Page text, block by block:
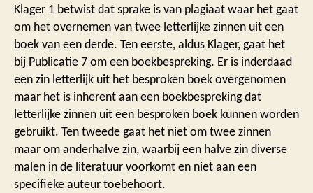
Klager 1 betwist dat sprake is van plagiaat waar het gaat
om het overnemen van twee letterlijke zinnen uit een
boek van een derde. Ten eerste, aldus Klager, gaat het
bij Publicatie 7 om een boekbespreking. Er is inderdaad
een zin letterlijk uit het besproken boek overgenomen
maar het is inherent aan een boekbespreking dat
letterlijke zinnen uit een besproken boek kunnen worden
gebruikt. Ten tweede gaat het niet om twee zinnen
maar om anderhalve zin, waarbij een halve zin diverse
malen in de literatuur voorkomt en niet aan een
specifieke auteur toebehoort.